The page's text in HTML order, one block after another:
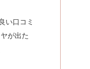
い口コミ
が出た